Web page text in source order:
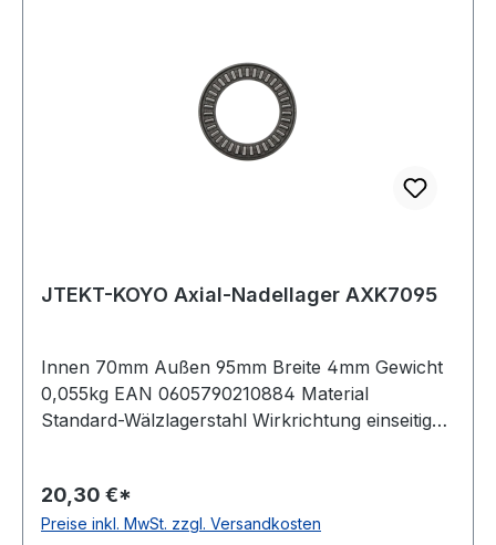
JTEKT-KOYO Axial-Nadellager AXK7095
Innen 70mm Außen 95mm Breite 4mm Gewicht
0,055kg EAN 0605790210884 Material
Standard-Wälzlagerstahl Wirkrichtung einseitig
+120 °C
20,30 €*
Preise inkl. MwSt. zzgl. Versandkosten